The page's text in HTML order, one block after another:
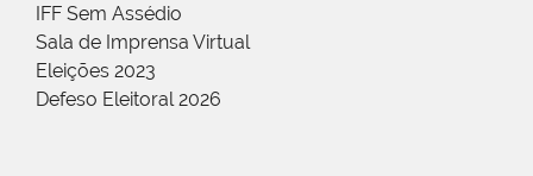
IFF Sem Assédio
Sala de Imprensa Virtual
Eleições 2023
Defeso Eleitoral 2026